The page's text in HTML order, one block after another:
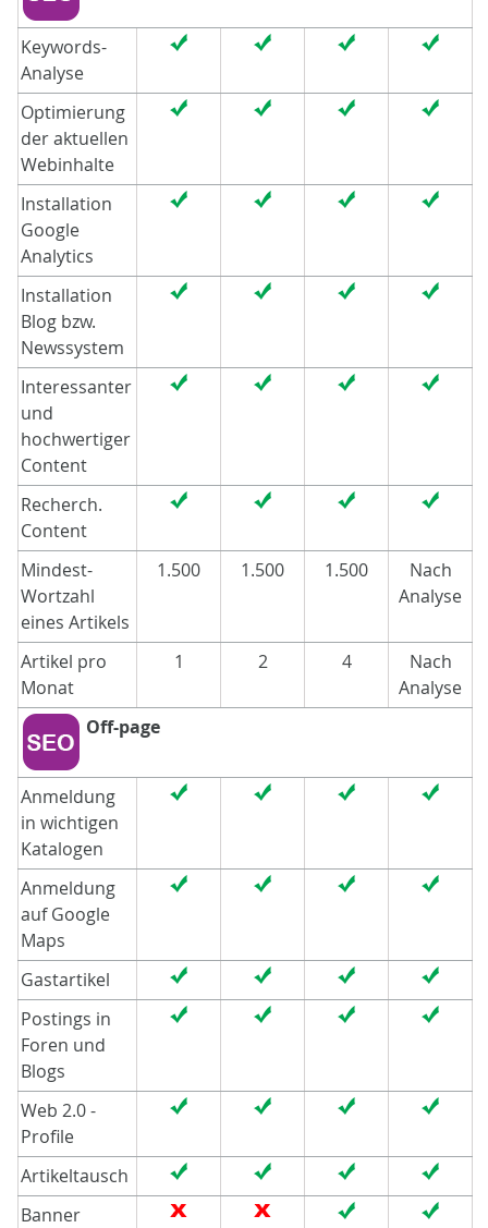
Keywords-
Analyse
Optimierung
der aktuellen
Webinhalte
Installation
Google
Analytics
Installation
Blog bzw.
Newssystem
Interessanter
und
hochwertiger
Content
Recherch.
Content
Mindest-
Wortzahl
eines Artikels
1.500 1.500 1.500
Nach
Analyse
Artikel pro
Monat
1 2 4
Nach
Analyse
Off-page
Anmeldung
in wichtigen
Katalogen
Anmeldung
auf Google
Maps
Gastartikel
Postings in
Foren und
Blogs
Web 2.0 -
Profile
Artikeltausch
Banner